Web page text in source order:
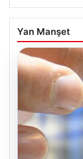
Yan Manşet